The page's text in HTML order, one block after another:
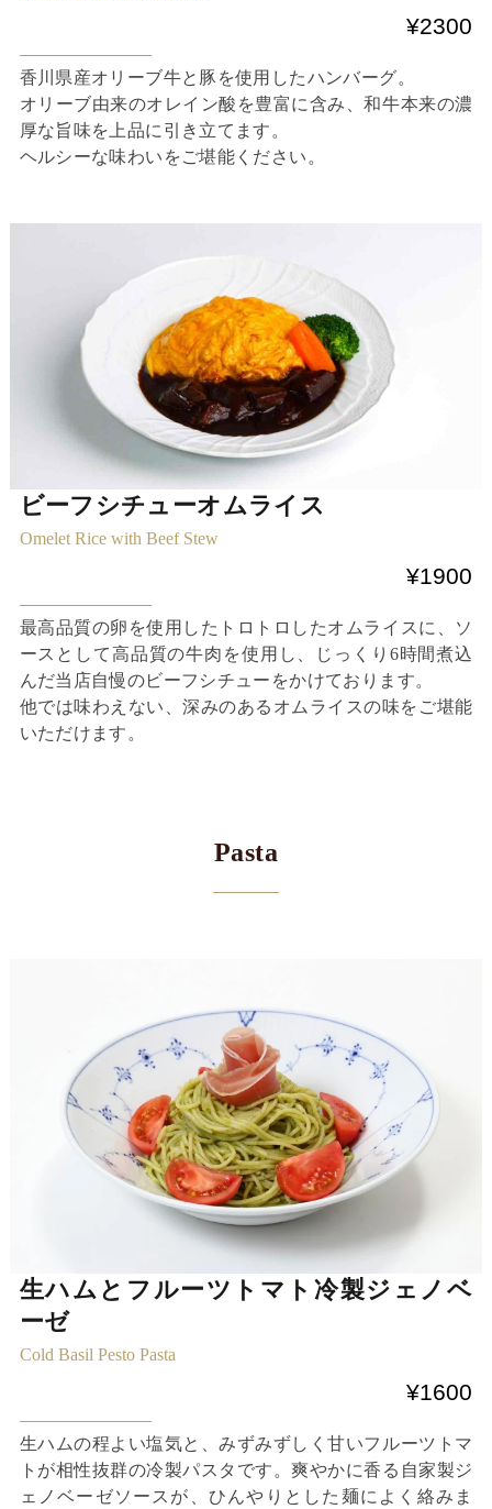
¥2300
香川県産オリーブ牛と豚を使用したハンバーグ。
オリーブ由来のオレイン酸を豊富に含み、和牛本来の濃
厚な旨味を上品に引き立てます。
ヘルシーな味わいをご堪能ください。
ビーフシチューオムライス
Omelet Rice with Beef Stew
¥1900
最高品質の卵を使用したトロトロしたオムライスに、ソ
ースとして高品質の牛肉を使用し、じっくり6時間煮込
んだ当店自慢のビーフシチューをかけております。
他では味わえない、深みのあるオムライスの味をご堪能
いただけます。
Pasta
生ハムとフルーツトマト冷製ジェノベ
ーゼ
Cold Basil Pesto Pasta
¥1600
生ハムの程よい塩気と、みずみずしく甘いフルーツトマ
トが相性抜群の冷製パスタです。爽やかに香る自家製ジ
ェノベーゼソースが、ひんやりとした麺によく絡みま